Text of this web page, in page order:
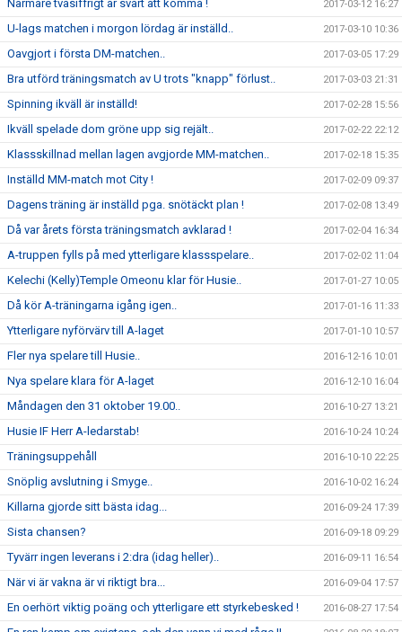
Närmare tvåsiffrigt är svårt att komma ! 2017-03-12 16:27
U-lags matchen i morgon lördag är inställd.. 2017-03-10 10:36
Oavgjort i första DM-matchen.. 2017-03-05 17:29
Bra utförd träningsmatch av U trots "knapp" förlust.. 2017-03-03 21:31
Spinning ikväll är inställd! 2017-02-28 15:56
Ikväll spelade dom gröne upp sig rejält.. 2017-02-22 22:12
Klassskillnad mellan lagen avgjorde MM-matchen.. 2017-02-18 15:35
Inställd MM-match mot City ! 2017-02-09 09:37
Dagens träning är inställd pga. snötäckt plan ! 2017-02-08 13:49
Då var årets första träningsmatch avklarad ! 2017-02-04 16:34
A-truppen fylls på med ytterligare klassspelare.. 2017-02-02 11:04
Kelechi (Kelly)Temple Omeonu klar för Husie.. 2017-01-27 10:05
Då kör A-träningarna igång igen.. 2017-01-16 11:33
Ytterligare nyförvärv till A-laget 2017-01-10 10:57
Fler nya spelare till Husie.. 2016-12-16 10:01
Nya spelare klara för A-laget 2016-12-10 16:04
Måndagen den 31 oktober 19.00.. 2016-10-27 13:21
Husie IF Herr A-ledarstab! 2016-10-24 10:24
Träningsuppehåll 2016-10-10 22:25
Snöplig avslutning i Smyge.. 2016-10-02 16:24
Killarna gjorde sitt bästa idag... 2016-09-24 17:39
Sista chansen? 2016-09-18 09:29
Tyvärr ingen leverans i 2:dra (idag heller).. 2016-09-11 16:54
När vi är vakna är vi riktigt bra... 2016-09-04 17:57
En oerhört viktig poäng och ytterligare ett styrkebesked ! 2016-08-27 17:54